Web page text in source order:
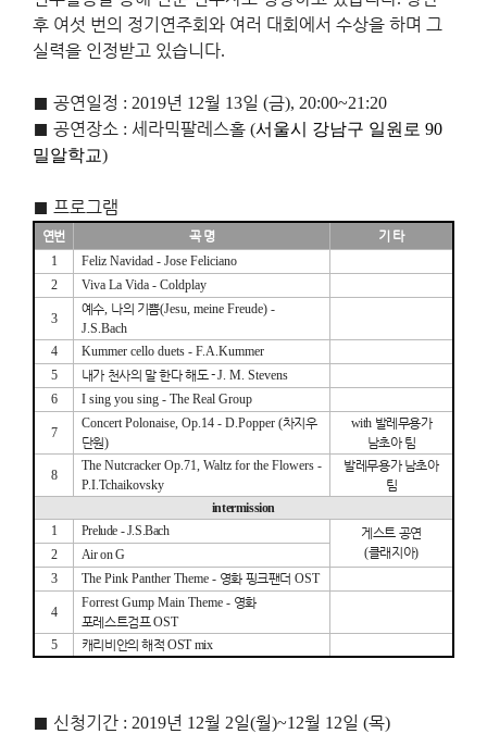
후 여섯 번의 정기연주회와 여러 대회에서 수상을 하며 그
실력을 인정받고 있습니다.
■ 공연일정 : 2019년 12월 13일 (금), 20:00~21:20
■ 공연장소 : 세라믹팔레스홀 (서울시 강남구 일원로 90
밀알학교)
■ 프로그램
연번 곡 명
기 타
1
Feliz Navidad- Jose Feliciano
2
Viva La Vida - Coldplay
3
예수, 나의 기쁨(Jesu, meine Freude) -
J.S.Bach
4
Kummer cello duets - F.A.Kummer
5
내가 천사의 말 한다 해도 - J. M. Stevens
6
I sing you sing - The Real Group
7
Concert Polonaise, Op.14- D.Popper (차지우
단원)
with 발레무용가
남초아 팀
8
The Nutcracker Op.71, Waltz for the Flowers -
P.I.Tchaikovsky
발레무용가 남초아
팀
intermission
1
Prelude -J.S.Bach
게스트 공연
(클래지아)
2
Air on G
3
The Pink Panther Theme - 영화 핑크팬더 OST
4
Forrest Gump Main Theme - 영화
포레스트검프OST
5
캐리비안의 해적OST mix
■ 신청기간 : 2019년 12월 2일(월)~12월 12일 (목)